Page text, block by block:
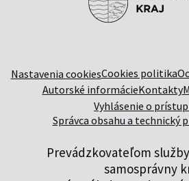
Nastavenia cookiesCookies politika
Autorské informácieKontakty
Vyhlásenie o
Správca obsahu a technický
Prevádzkovateľom
samosprávny